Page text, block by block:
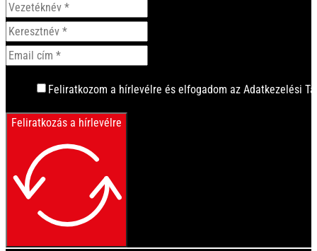
Feliratkozom a hírlevélre és elfogadom az Adatkezelési
Feliratkozás a hírlevélre